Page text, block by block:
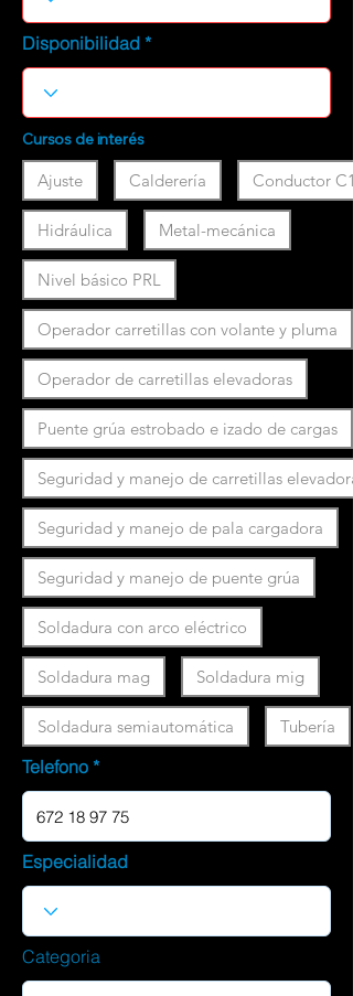
Disponibilidad
Cursos de interés
Ajuste Calderería Conductor C1
Hidráulica Metal-mecánica
Nivel básico PRL
Operador carretillas con volante y pluma
Operador de carretillas elevadoras
Puente grúa estrobado e izado de cargas
Seguridad y manejo de carretillas
Seguridad y manejo de pala cargadora
Seguridad y manejo de puente grúa
Soldadura con arco eléctrico
Soldadura mag Soldadura mig
Soldadura semiautomática Tubería
Telefono
Especialidad
Categoria